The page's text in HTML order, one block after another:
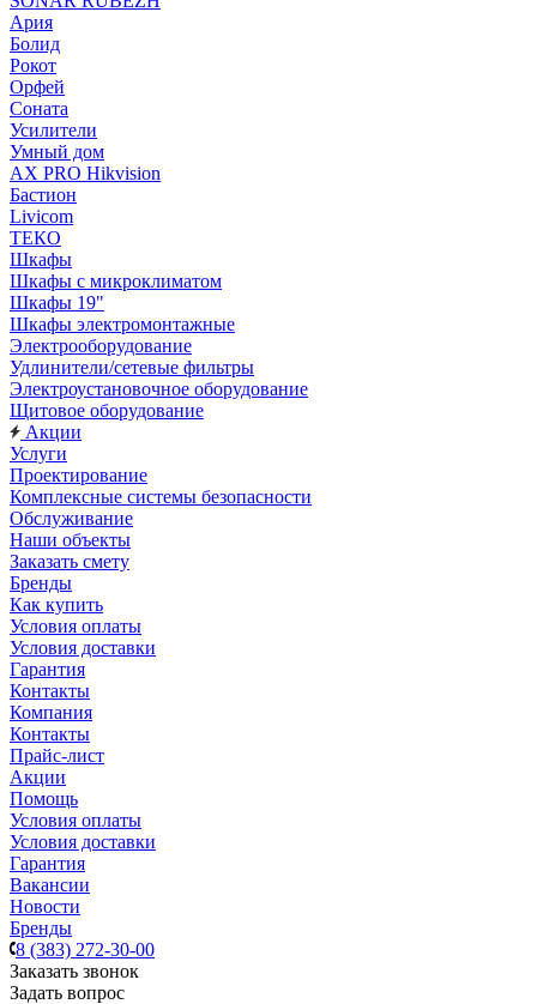
Ария
Болид
Рокот
Орфей
Соната
Усилители
Умный дом
AX PRO Hikvision
Бастион
Livicom
ТЕКО
Шкафы
Шкафы с микроклиматом
Шкафы 19"
Шкафы электромонтажные
Электрооборудование
Удлинители/сетевые фильтры
Электроустановочное оборудование
Щитовое оборудование
Акции
Услуги
Проектирование
Комплексные системы безопасности
Обслуживание
Наши объекты
Заказать смету
Бренды
Как купить
Условия оплаты
Условия доставки
Гарантия
Контакты
Компания
Контакты
Прайс-лист
Акции
Помощь
Условия оплаты
Условия доставки
Гарантия
Вакансии
Новости
Бренды
8 (383) 272-30-00
Заказать звонок
Задать вопрос